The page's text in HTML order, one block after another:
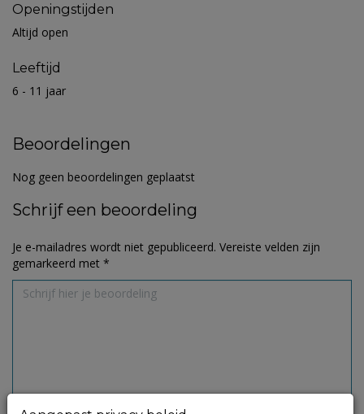
Openingstijden
Altijd open
Leeftijd
6 - 11 jaar
Beoordelingen
Nog geen beoordelingen geplaatst
Schrijf een beoordeling
Je e-mailadres wordt niet gepubliceerd. Vereiste velden zijn
gemarkeerd met *